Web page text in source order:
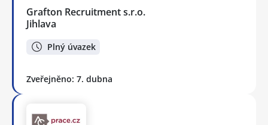
Grafton Recruitment s.r.o.
Jihlava
Plný úvazek
Zveřejněno: 7. dubna